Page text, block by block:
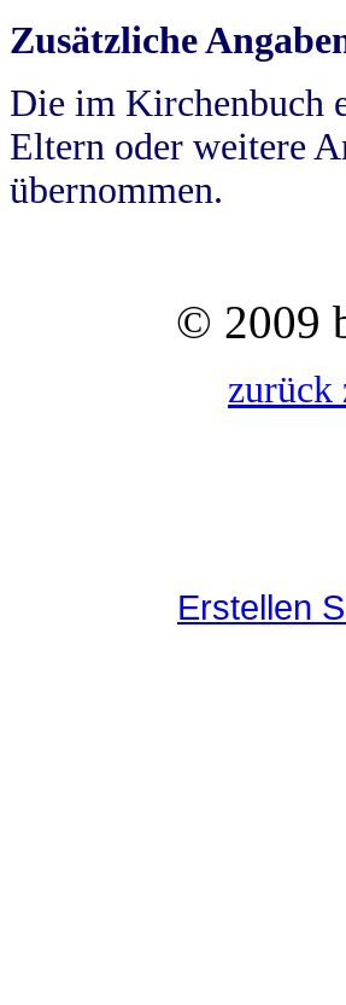
Zusätzliche
Die im Kirchenbuch
Eltern oder weitere
übernommen.
© 2009
zurück
Erstellen